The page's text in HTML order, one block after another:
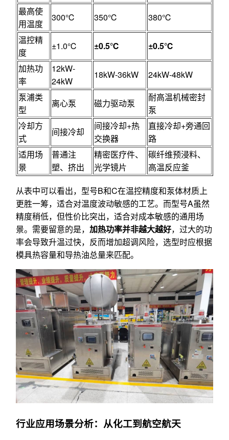
最高使
用温度
300℃ 350℃
380℃
温控精
度
±1.0℃ ±0.5℃
±0.5℃
加热功
率
12kW-
24kW
18kW-36kW
24kW-48kW
泵浦类
型
离心泵 磁力驱动泵
耐高温机械密封
泵
冷却方
式
间接冷却
间接冷却+热
交换器
直接冷却+旁通回
路
适用场
景
普通注
塑、挤出
精密医疗件、
光学镜片
碳纤维预浸料、
高温反应釜
从表中可以看出，型号B和C在温控精度和泵体材质上
更胜一筹，适合对温度波动敏感的工艺。而型号A虽然
精度稍低，但性价比突出，适合对成本敏感的通用场
景。需要留意的是， 加热功率并非越大越好，过大的功
率会导致升温过快，反而增加超调风险，选型时应根据
模具热容量和导热油总量来匹配。
行业应用场景分析：从化工到航空航天